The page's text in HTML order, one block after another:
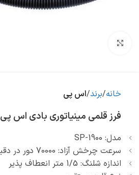
خانه برند اس پی
فرز قلمی مینیاتوری بادی اس پی SP-1900
مدل: SP-1900
سرعت چرخش آزاد: 70000 دور در دقیقه
اندازه شلنگ: 1/5 متر انعطاف پذیر